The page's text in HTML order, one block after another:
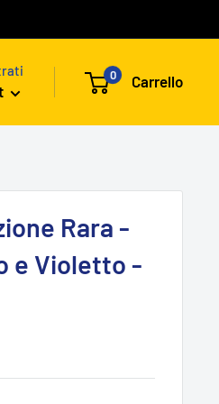
0 Carrello
Rara -
e Violetto -